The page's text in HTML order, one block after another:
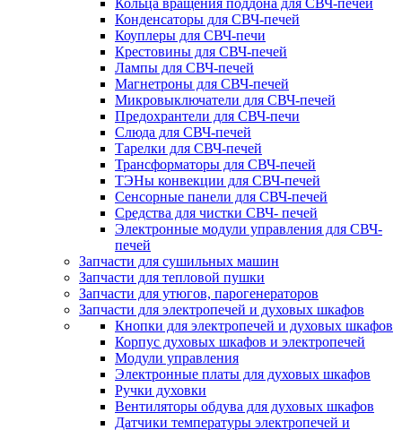
Кольца вращения поддона для СВЧ-печей
Конденсаторы для СВЧ-печей
Коуплеры для СВЧ-печи
Крестовины для СВЧ-печей
Лампы для СВЧ-печей
Магнетроны для СВЧ-печей
Микровыключатели для СВЧ-печей
Предохрантели для СВЧ-печи
Слюда для СВЧ-печей
Тарелки для СВЧ-печей
Трансформаторы для СВЧ-печей
ТЭНы конвекции для СВЧ-печей
Сенсорные панели для СВЧ-печей
Средства для чистки СВЧ- печей
Электронные модули управления для СВЧ-
печей
Запчасти для сушильных машин
Запчасти для тепловой пушки
Запчасти для утюгов, парогенераторов
Запчасти для электропечей и духовых шкафов
Кнопки для электропечей и духовых шкафов
Корпус духовых шкафов и электропечей
Модули управления
Электронные платы для духовых шкафов
Ручки духовки
Вентиляторы обдува для духовых шкафов
Датчики температуры электропечей и